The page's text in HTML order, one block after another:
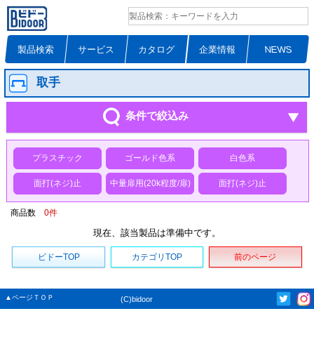
製品検索 サービス カタログ 企業情報 NEWS
取手
条件で絞込み
プラスチック ゴールド色系 白色系
面打(ネジ)止 中量扉用(20k程度/扉) 面打(ネジ)止
商品数 0件
現在、該当製品は準備中です。
ビドーTOP カテゴリTOP 前のページ
▲ページＴＯＰ (C)bidoor